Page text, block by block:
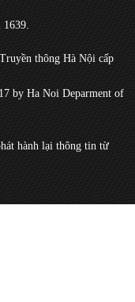
1639.
thông Hà Nội cấp
by Ha Noi Deparment of
hành lại thông tin từ